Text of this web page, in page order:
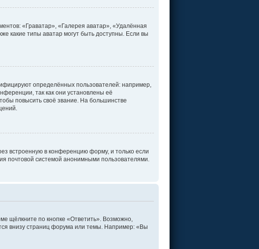
«Граватар», «Галерея аватар», «Удалённая
какие типы аватар могут быть доступны. Если вы
определённых пользователей: например,
так как они установлены её
повысить своё звание. На большинстве
встроенную в конференцию форму, и только если
почтовой системой анонимными пользователями.
щёлкните по кнопке «Ответить». Возможно,
внизу страниц форума или темы. Например: «Вы